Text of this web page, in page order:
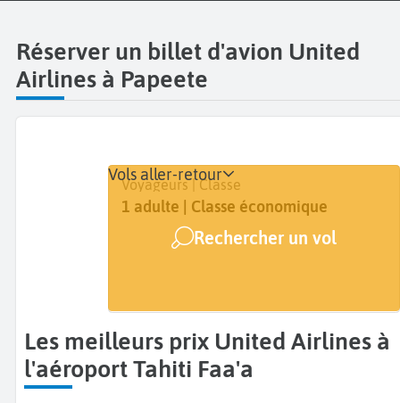
Réserver un billet d'avion United
Airlines à Papeete
Départ
Tahiti Faa'a (PPT)
Dates
Dates de votre voyage
Voyageurs | Classe
1 adulte | Classe économique
Rechercher un vol
Vols aller-retour
Les meilleurs prix United Airlines à
l'aéroport Tahiti Faa'a